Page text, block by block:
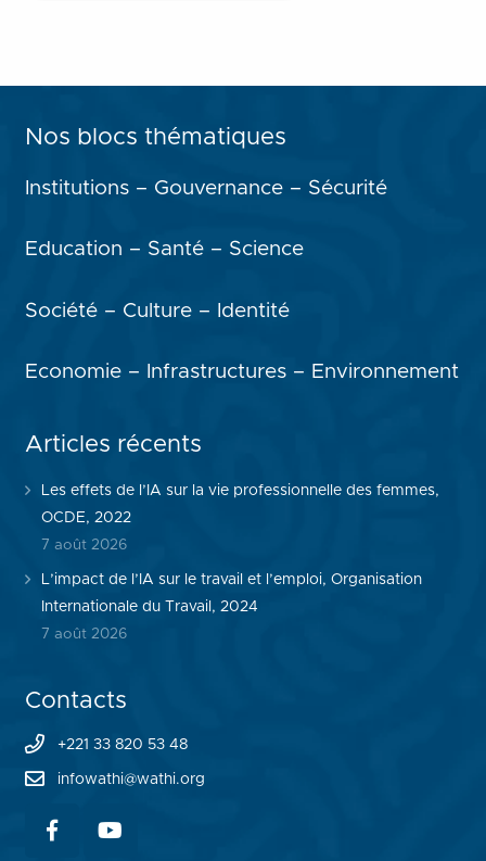
Nos blocs thématiques
Institutions – Gouvernance – Sécurité
Education – Santé – Science
Société – Culture – Identité
Economie – Infrastructures – Environnement
Articles récents
Les effets de l’IA sur la vie professionnelle des femmes,
OCDE, 2022
7 août 2026
L’impact de l’IA sur le travail et l’emploi, Organisation
Internationale du Travail, 2024
7 août 2026
Contacts
+221 33 820 53 48
infowathi@wathi.org